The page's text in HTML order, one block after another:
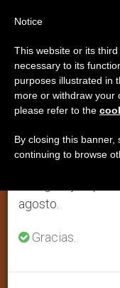
Santa
«Su
problemas
dispusieron
que Dios la
personas
Aviso
Del 27 de julio
anual,
se generan
agosto.
Gracias.
Notice
This website or its
necessary to its
purposes illustrated in
more or withdraw your
please refer to the
By closing this
continuing to browse